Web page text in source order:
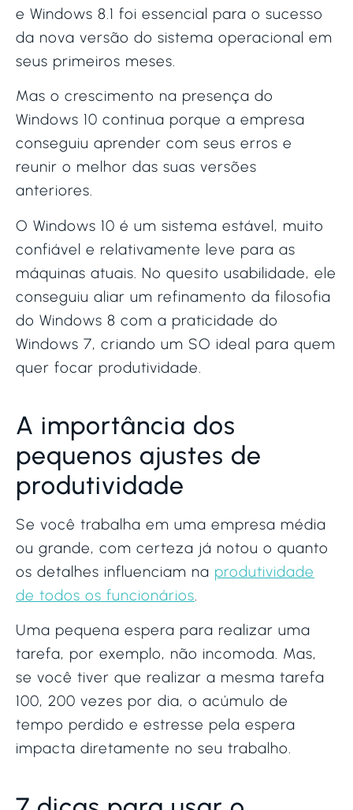
e Windows 8.1 foi essencial para o sucesso
da nova versão do sistema operacional em
seus primeiros meses.
Mas o crescimento na presença do
Windows 10 continua porque a empresa
conseguiu aprender com seus erros e
reunir o melhor das suas versões
anteriores.
O Windows 10 é um sistema estável, muito
confiável e relativamente leve para as
máquinas atuais. No quesito usabilidade, ele
conseguiu aliar um refinamento da filosofia
do Windows 8 com a praticidade do
Windows 7, criando um SO ideal para quem
quer focar produtividade.
A importância dos
pequenos ajustes de
produtividade
Se você trabalha em uma empresa média
ou grande, com certeza já notou o quanto
os detalhes influenciam na produtividade
de todos os funcionários.
Uma pequena espera para realizar uma
tarefa, por exemplo, não incomoda. Mas,
se você tiver que realizar a mesma tarefa
100, 200 vezes por dia, o acúmulo de
tempo perdido e estresse pela espera
impacta diretamente no seu trabalho.